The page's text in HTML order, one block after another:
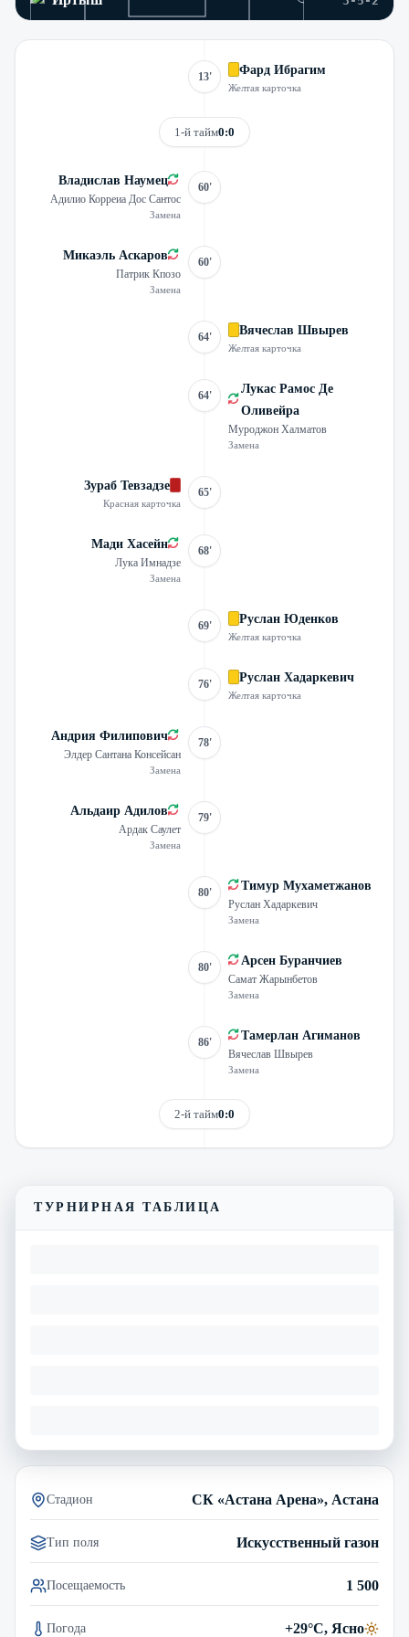
13' Фард Ибрагим
Желтая карточка
1-й тайм0:0
Владислав Наумец
Адилио Корреиа Дос Сантос
Замена
60'
Микаэль Аскаров
Патрик Кпозо
Замена
60'
64' Вячеслав Швырев
Желтая карточка
64'
Лукас Рамос Де
Оливейра
Муроджон Халматов
Замена
Зураб Тевзадзе
Красная карточка
65'
Мади Хасейн
Лука Имнадзе
Замена
68'
69' Руслан Юденков
Желтая карточка
76' Руслан Хадаркевич
Желтая карточка
Андрия Филипович
Элдер Сантана Консейсан
Замена
78'
Альдаир Адилов
Ардак Саулет
Замена
79'
80' Тимур Мухаметжанов
Руслан Хадаркевич
Замена
80' Арсен Буранчиев
Самат Жарынбетов
Замена
86' Тамерлан Агиманов
Вячеслав Швырев
Замена
2-й тайм0:0
ТУРНИРНАЯ ТАБЛИЦА
Стадион СК «Астана Арена», Астана
Тип поля Искусственный газон
Посещаемость 1 500
Погода +29°C, Ясно